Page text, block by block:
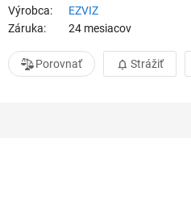
Výrobca
EZVIZ
Záruka
24 mesiacov
Porovnať Strážiť